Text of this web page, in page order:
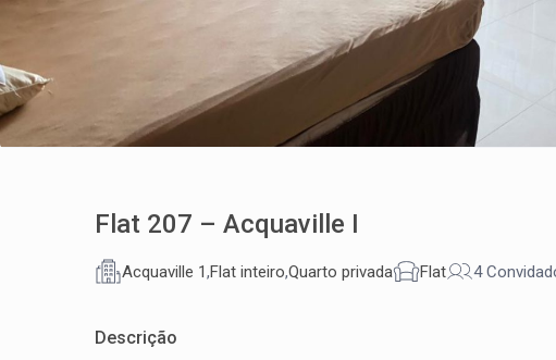
Flat 207 – Acquaville I
Acquaville 1,Flat inteiro,Quarto privada Flat 4
Descrição